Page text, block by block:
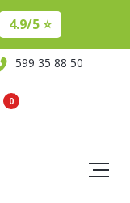
4.9/5 ⭐️
599 35 88 50
0